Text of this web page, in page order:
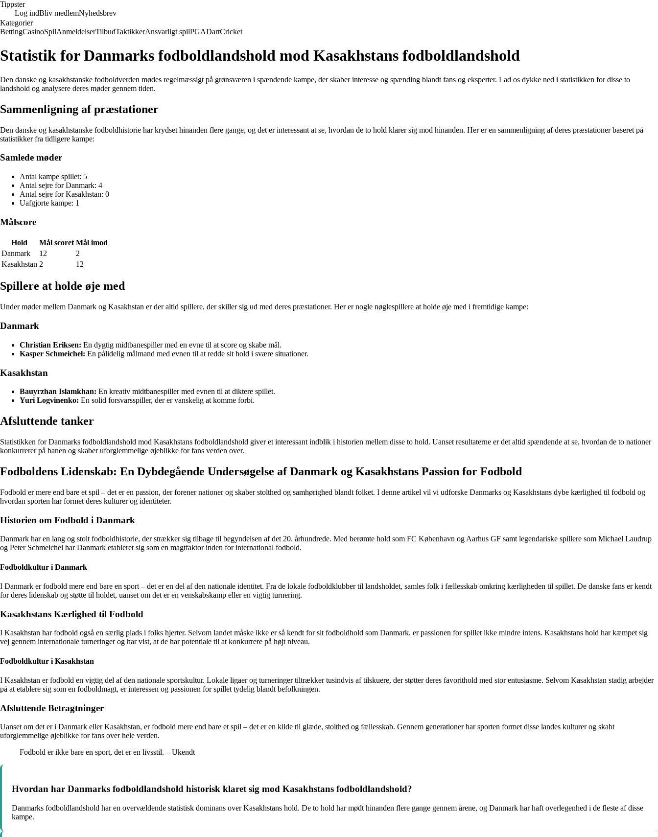
Tippster
Log indBliv medlemNyhedsbrev
Kategorier
BettingCasinoSpilAnmeldelserTilbudTaktikkerAnsvarligt spilPGADartCricket
Statistik for Danmarks fodboldlandshold mod Kasakhstans fodboldlandshold
Den danske og kasakhstanske fodboldverden mødes regelmæssigt på grønsværen i spændende kampe, der skaber interesse og spænding blandt fans og eksperter. Lad os dykke ned i statistikken for disse to
landshold og analysere deres møder gennem tiden.
Sammenligning af præstationer
Den danske og kasakhstanske fodboldhistorie har krydset hinanden flere gange, og det er interessant at se, hvordan de to hold klarer sig mod hinanden. Her er en sammenligning af deres præstationer baseret på
statistikker fra tidligere kampe:
Samlede møder
Antal kampe spillet: 5
Antal sejre for Danmark: 4
Antal sejre for Kasakhstan: 0
Uafgjorte kampe: 1
Målscore
Hold Mål scoret Mål imod
Danmark
12
2
Kasakhstan 2 12
Spillere at holde øje med
Under møder mellem Danmark og Kasakhstan er der altid spillere, der skiller sig ud med deres præstationer. Her er nogle nøglespillere at holde øje med i fremtidige kampe:
Danmark
Christian Eriksen: En dygtig midtbanespiller med en evne til at score og skabe mål.
Kasper Schmeichel: En pålidelig målmand med evnen til at redde sit hold i svære situationer.
Kasakhstan
Bauyrzhan Islamkhan: En kreativ midtbanespiller med evnen til at diktere spillet.
Yuri Logvinenko: En solid forsvarsspiller, der er vanskelig at komme forbi.
Afsluttende tanker
Statistikken for Danmarks fodboldlandshold mod Kasakhstans fodboldlandshold giver et interessant indblik i historien mellem disse to hold. Uanset resultaterne er det altid spændende at se, hvordan de to nationer
konkurrerer på banen og skaber uforglemmelige øjeblikke for fans verden over.
Fodboldens Lidenskab: En Dybdegående Undersøgelse af Danmark og Kasakhstans Passion for Fodbold
Fodbold er mere end bare et spil – det er en passion, der forener nationer og skaber stolthed og samhørighed blandt folket. I denne artikel vil vi udforske Danmarks og Kasakhstans dybe kærlighed til fodbold og
hvordan sporten har formet deres kulturer og identiteter.
Historien om Fodbold i Danmark
Danmark har en lang og stolt fodboldhistorie, der strækker sig tilbage til begyndelsen af det 20. århundrede. Med berømte hold som FC København og Aarhus GF samt legendariske spillere som Michael Laudrup
og Peter Schmeichel har Danmark etableret sig som en magtfaktor inden for international fodbold.
Fodboldkultur i Danmark
I Danmark er fodbold mere end bare en sport – det er en del af den nationale identitet. Fra de lokale fodboldklubber til landsholdet, samles folk i fællesskab omkring kærligheden til spillet. De danske fans er kendt
for deres lidenskab og støtte til holdet, uanset om det er en venskabskamp eller en vigtig turnering.
Kasakhstans Kærlighed til Fodbold
I Kasakhstan har fodbold også en særlig plads i folks hjerter. Selvom landet måske ikke er så kendt for sit fodboldhold som Danmark, er passionen for spillet ikke mindre intens. Kasakhstans hold har kæmpet sig
vej gennem internationale turneringer og har vist, at de har potentiale til at konkurrere på højt niveau.
Fodboldkultur i Kasakhstan
I Kasakhstan er fodbold en vigtig del af den nationale sportskultur. Lokale ligaer og turneringer tiltrækker tusindvis af tilskuere, der støtter deres favorithold med stor entusiasme. Selvom Kasakhstan stadig arbejder
på at etablere sig som en fodboldmagt, er interessen og passionen for spillet tydelig blandt befolkningen.
Afsluttende Betragtninger
Uanset om det er i Danmark eller Kasakhstan, er fodbold mere end bare et spil – det er en kilde til glæde, stolthed og fællesskab. Gennem generationer har sporten formet disse landes kulturer og skabt
uforglemmelige øjeblikke for fans over hele verden.
Fodbold er ikke bare en sport, det er en livsstil. – Ukendt
Hvordan har Danmarks fodboldlandshold historisk klaret sig mod Kasakhstans fodboldlandshold?
Danmarks fodboldlandshold har en overvældende statistisk dominans over Kasakhstans hold. De to hold har mødt hinanden flere gange gennem årene, og Danmark har haft overlegenhed i de fleste af disse
kampe.